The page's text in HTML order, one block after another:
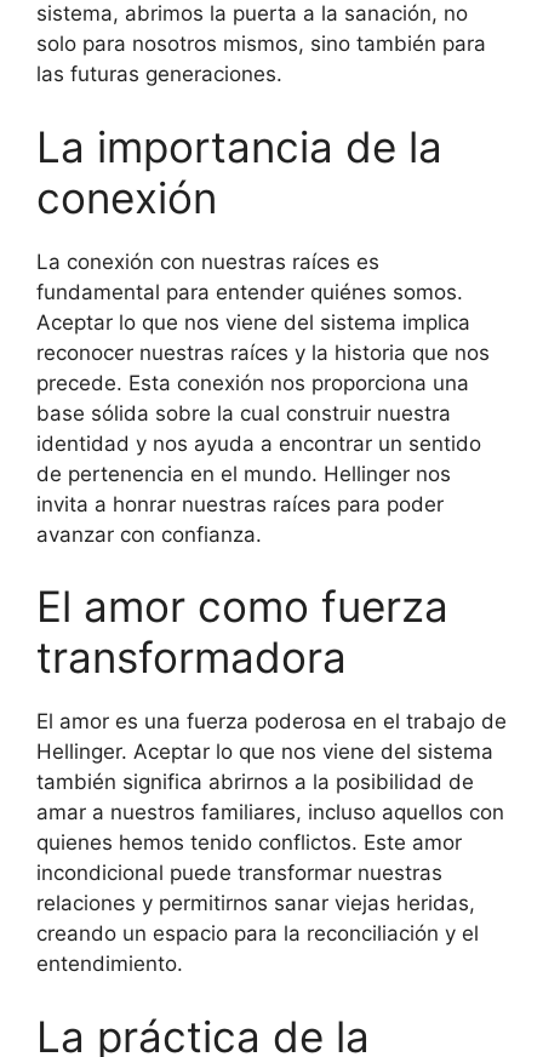
sistema, abrimos la puerta a la sanación, no
solo para nosotros mismos, sino también para
las futuras generaciones.
La importancia de la
conexión
La conexión con nuestras raíces es
fundamental para entender quiénes somos.
Aceptar lo que nos viene del sistema implica
reconocer nuestras raíces y la historia que nos
precede. Esta conexión nos proporciona una
base sólida sobre la cual construir nuestra
identidad y nos ayuda a encontrar un sentido
de pertenencia en el mundo. Hellinger nos
invita a honrar nuestras raíces para poder
avanzar con confianza.
El amor como fuerza
transformadora
El amor es una fuerza poderosa en el trabajo de
Hellinger. Aceptar lo que nos viene del sistema
también significa abrirnos a la posibilidad de
amar a nuestros familiares, incluso aquellos con
quienes hemos tenido conflictos. Este amor
incondicional puede transformar nuestras
relaciones y permitirnos sanar viejas heridas,
creando un espacio para la reconciliación y el
entendimiento.
La práctica de la